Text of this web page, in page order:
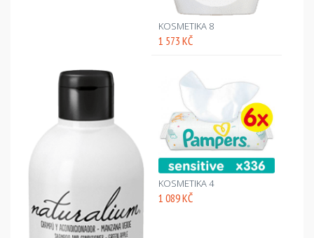
KOSMETIKA 8
1 573 KČ
KOSMETIKA 4
1 089 KČ